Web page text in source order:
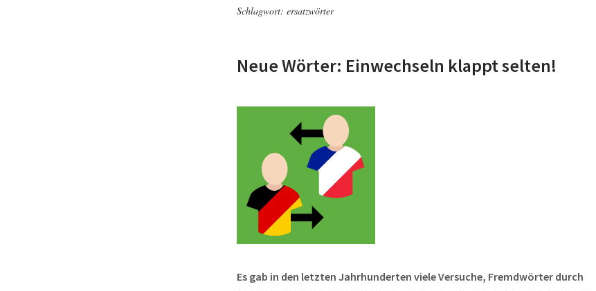
Schlagwort: ersatzwörter
Neue Wörter: Einwechseln klappt selten!
Es gab in den letzten Jahrhunderten viele Versuche, Fremdwörter durch